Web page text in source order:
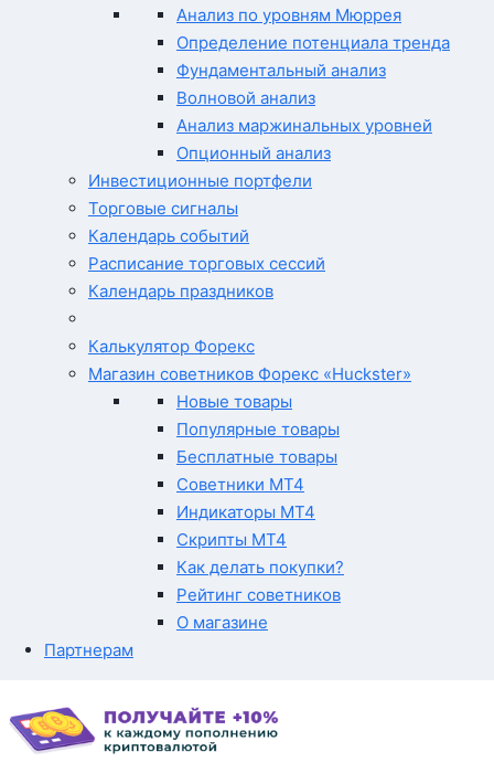
Анализ по уровням Мюррея
Определение потенциала тренда
Фундаментальный анализ
Волновой анализ
Анализ маржинальных уровней
Опционный анализ
Инвестиционные портфели
Торговые сигналы
Календарь событий
Расписание торговых сессий
Календарь праздников
Калькулятор Форекс
Магазин советников Форекс «Huckster»
Новые товары
Популярные товары
Бесплатные товары
Советники MT4
Индикаторы MT4
Скрипты MT4
Как делать покупки?
Рейтинг советников
О магазине
Партнерам